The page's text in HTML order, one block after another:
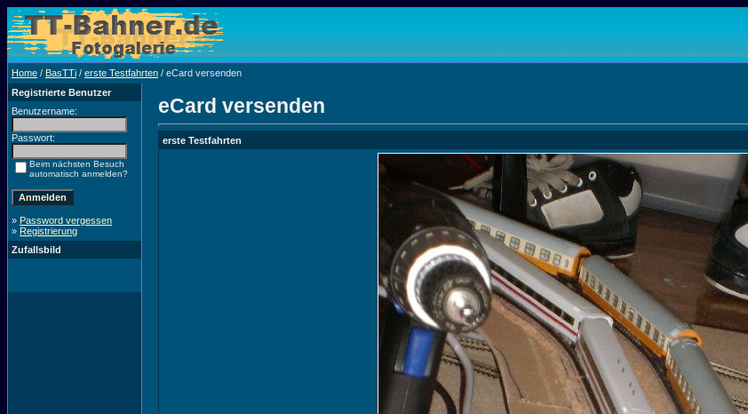
Home / BasTTi / erste Testfahrten / eCard versenden
Registrierte Benutzer
Benutzername:
Passwort:
Beim nächsten Besuch
automatisch anmelden?
» Password vergessen
» Registrierung
Zufallsbild
eCard versenden
erste Testfahrten